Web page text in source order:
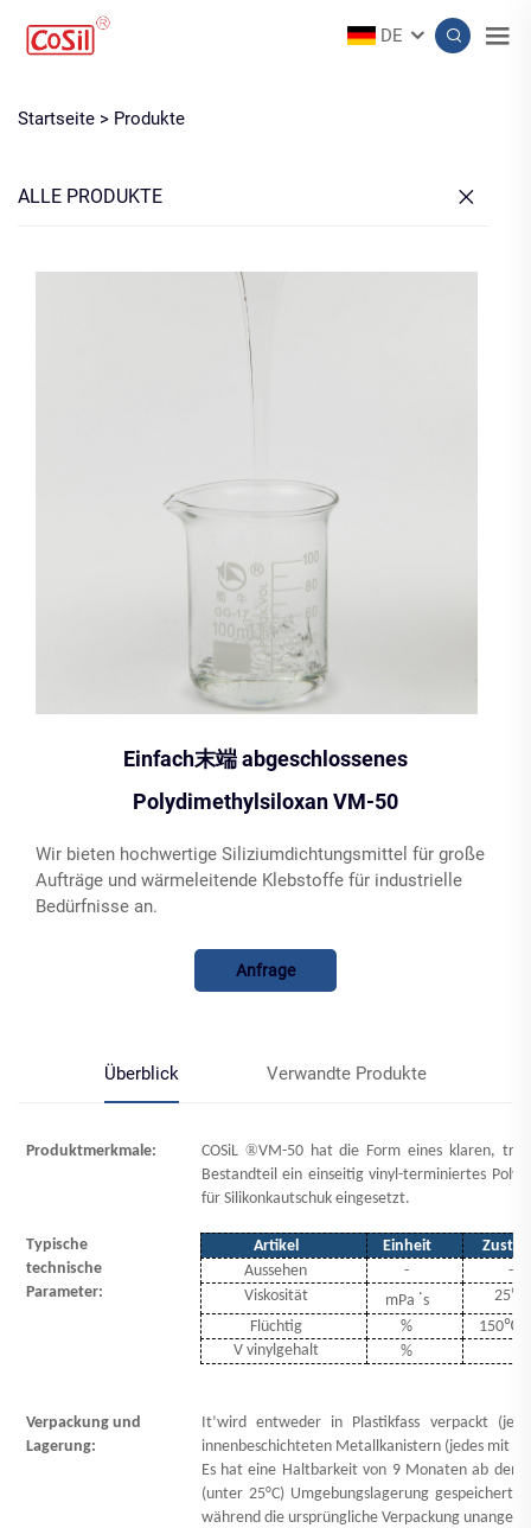
DE
Startseite > Produkte
ALLE PRODUKTE
Einfach末端 abgeschlossenes
Polydimethylsiloxan VM-50
Wir bieten hochwertige Siliziumdichtungsmittel für große
Aufträge und wärmeleitende Klebstoffe für industrielle
Bedürfnisse an.
Anfrage
Überblick Verwandte Produkte
Produktmerkmale: COSiL ®VM-50 hat die Form eines klaren,
Bestandteil ein einseitig vinyl-terminiertes
für Silikonkautschuk eingesetzt.
Typische
technische
Parameter:
Artikel Einheit
Aussehen
-
-
Viskosität
mPa
.
s 25℃
Flüchtig
% 150℃
V vinylgehalt %
Verpackung und
Lagerung:
It’wird entweder in Plastikfass verpackt
innenbeschichteten Metallkanistern (jedes mit
Es hat eine Haltbarkeit von 9 Monaten ab
(unter 25°C) Umgebungslagerung gespeichert
während die ursprüngliche Verpackung